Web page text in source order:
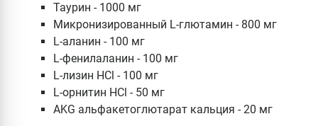
Таурин - 1000 мг
Микронизированный L-глютамин - 800 мг
L-аланин - 100 мг
L-фенилаланин - 100 мг
L-лизин HCl - 100 мг
L-орнитин HCl - 50 мг
AKG альфакетоглютарат кальция - 20 мг